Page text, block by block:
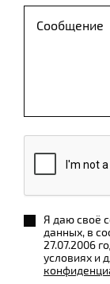
Я даю своё
данных, в
27.07.2006
условиях и